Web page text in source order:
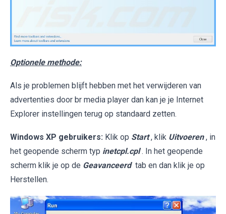
Optionele methode:
Als je problemen blijft hebben met het verwijderen van
advertenties door br media player dan kan je je Internet
Explorer instellingen terug op standaard zetten.
Windows XP gebruikers: Klik op Start , klik Uitvoeren , in
het geopende scherm typ inetcpl.cpl . In het geopende
scherm klik je op de Geavanceerd tab en dan klik je op
Herstellen.